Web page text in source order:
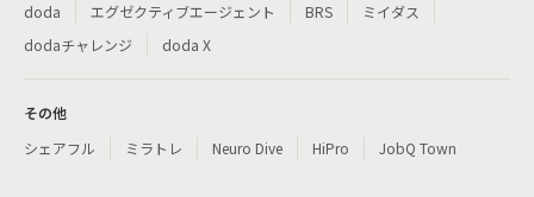
doda
エグゼクティブエージェント BRS
ミイダス
dodaチャレンジ
doda X
その他
シェアフル
ミラトレ Neuro Dive HiPro JobQ Town